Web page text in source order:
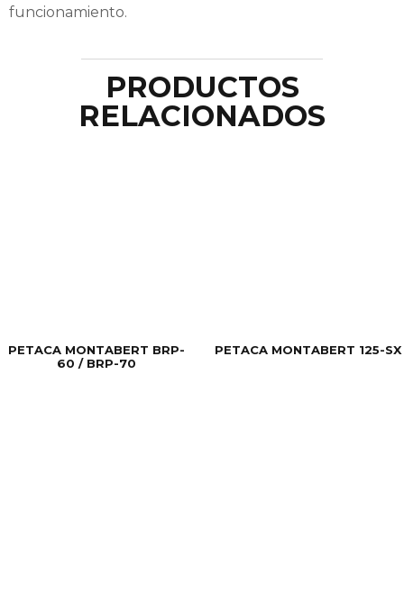
funcionamiento.
PRODUCTOS
RELACIONADOS
PETACA MONTABERT BRP-
60 / BRP-70
PETACA MONTABERT 125-SX